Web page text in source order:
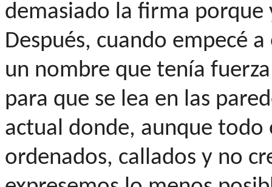
demasiado la firma porque
Después, cuando empecé
un nombre que tenía
para que se lea en las
actual donde, aunque todo
ordenados, callados y no